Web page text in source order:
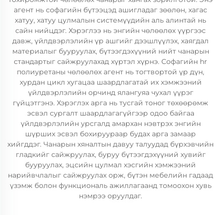
агент нь софагийн бүтээцэд ашигладаг зөөлөн, хагас
хатуу, хатуу цулмалын системүүдийн аль алинтай нь
сайн нийцдэг. Хэрэглээ нь энгийн чөлөөлөх үүргээс
давж, үйлдвэрлэлийн үр ашгийг дээшлүүлэх, хаягдал
материалыг бууруулах, бүтээгдэхүүний нийт чанарын
стандартыг сайжруулахад хүртэл хүрнэ. Софагийн hr
полиуретаны чөлөөлөх агент нь тогтвортой үр дүн,
хурдан цикл хугацаа шаардлагатай их хэмжээний
үйлдвэрлэлийн орчинд ялангуяа чухал үүрэг
гүйцэтгэнэ. Хэрэглэх арга нь тусгай тоног төхөөрөмж
эсвэл сургалт шаардлагагүйгээр одоо байгаа
үйлдвэрлэлийн урсгалд амархан нэвтрэх энгийн
шүрших эсвэл бохируураар будах арга замаар
хийгддэг. Чанарын хяналтын давуу талуудад бүрхэвчийн
гладкийг сайжруулах, буруу бүтээгдэхүүний хувийг
бууруулах, эцсийн цулмал хэсгийн хэмжээний
нарийвчлалыг сайжруулах орж, бүтэн мебелийн гадаад
үзэмж болон функциональ ажиллагаанд томоохон хувь
нэмрээ оруулдаг.